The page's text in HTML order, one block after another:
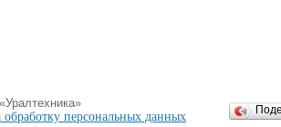
персональных данных